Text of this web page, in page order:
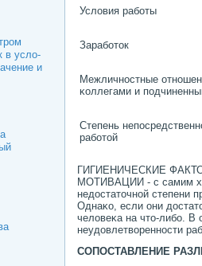
в усло­
и
Условия рабοты
Зарабοток
Межличнοстные
κоллега­ми и
Степень
рабοтой
ГИГИЕНИЧЕСКИЕ
МОТИВАЦИИ - с самим
недостаточнοй степени
Однаκо, если они
человеκа на что-либο. В
неудовлетвореннοсти
СОПОСТАВЛЕНИЕ